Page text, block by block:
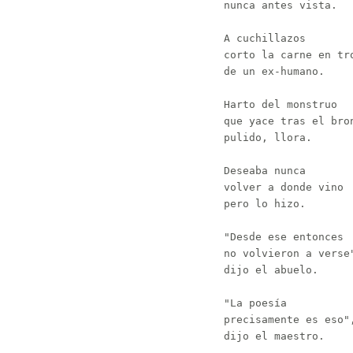
nunca antes vista.
A cuchillazos
corto la carne en
de un ex-humano.
Harto del monstruo
que yace tras el
pulido, llora.
Deseaba nunca
volver a donde vino
pero lo hizo.
"Desde ese entonces
no volvieron a
dijo el abuelo.
"La poesía
precisamente es eso",
dijo el maestro.